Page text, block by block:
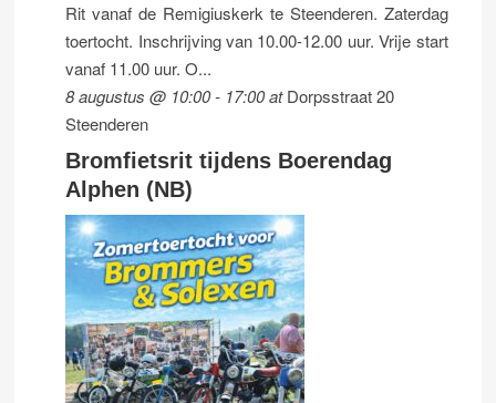
Rit vanaf de Remigiuskerk te Steenderen. Zaterdag
toertocht. Inschrijving van 10.00-12.00 uur. Vrije start
vanaf 11.00 uur. O...
8 augustus @ 10:00- 17:00atDorpsstraat 20
Steenderen
Bromfietsrit tijdens Boerendag
Alphen (NB)